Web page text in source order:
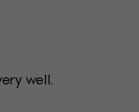
well.